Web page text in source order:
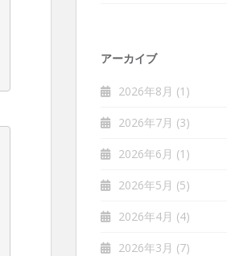
アーカイブ
2026年8月 (1)
2026年7月 (3)
2026年6月 (1)
2026年5月 (5)
2026年4月 (4)
2026年3月 (7)